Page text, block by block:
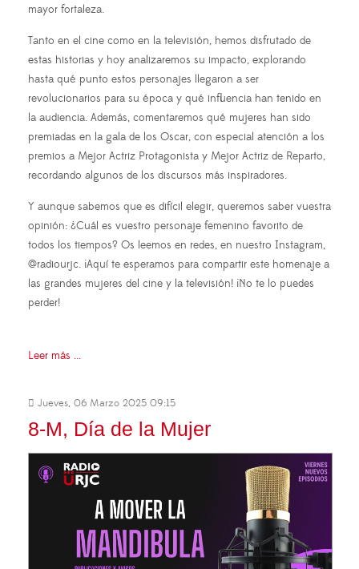
mayor fortaleza.
Tanto en el cine como en la televisión, hemos disfrutado de
estas historias y hoy analizaremos su impacto, explorando
hasta qué punto estos personajes llegaron a ser
revolucionarios para su época y qué influencia han tenido en
la audiencia. Además, comentaremos qué mujeres han sido
premiadas en la gala de los Oscar, con especial atención a los
premios a Mejor Actriz Protagonista y Mejor Actriz de Reparto,
recordando algunos de los discursos más inspiradores.
Y aunque sabemos que es difícil elegir, queremos saber vuestra
opinión: ¿Cuál es vuestro personaje femenino favorito de
todos los tiempos? Os leemos en redes, en nuestro Instagram,
@radiourjc. ¡Aquí te esperamos para compartir este homenaje a
las grandes mujeres del cine y la televisión! ¡No te lo puedes
perder!
Leer más ...
Jueves, 06 Marzo 2025 09:15
8-M, Día de la Mujer